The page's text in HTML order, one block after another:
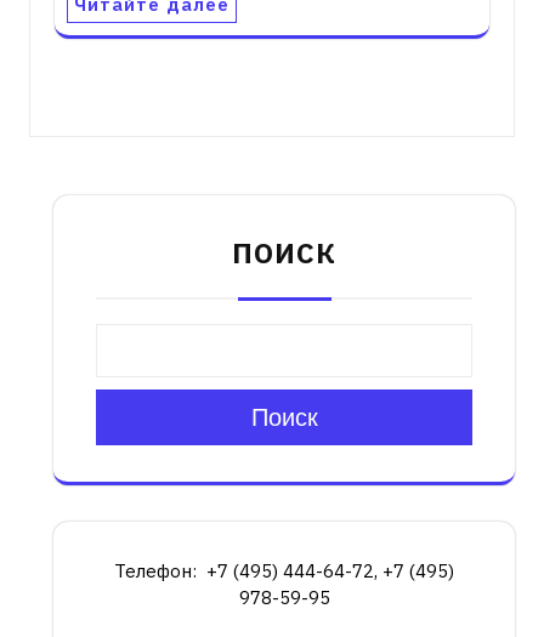
ПОИСК
Поиск
Телефон: +7 (495) 444-64-72, +7 (495)
978-59-95